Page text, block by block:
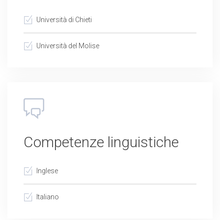
Università di Chieti
Università del Molise
Competenze linguistiche
Inglese
Italiano